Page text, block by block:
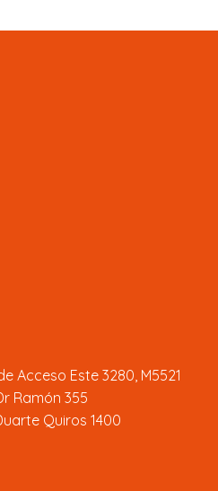
Acceso Este 3280, M5521
Ramón 355
Quiros 1400